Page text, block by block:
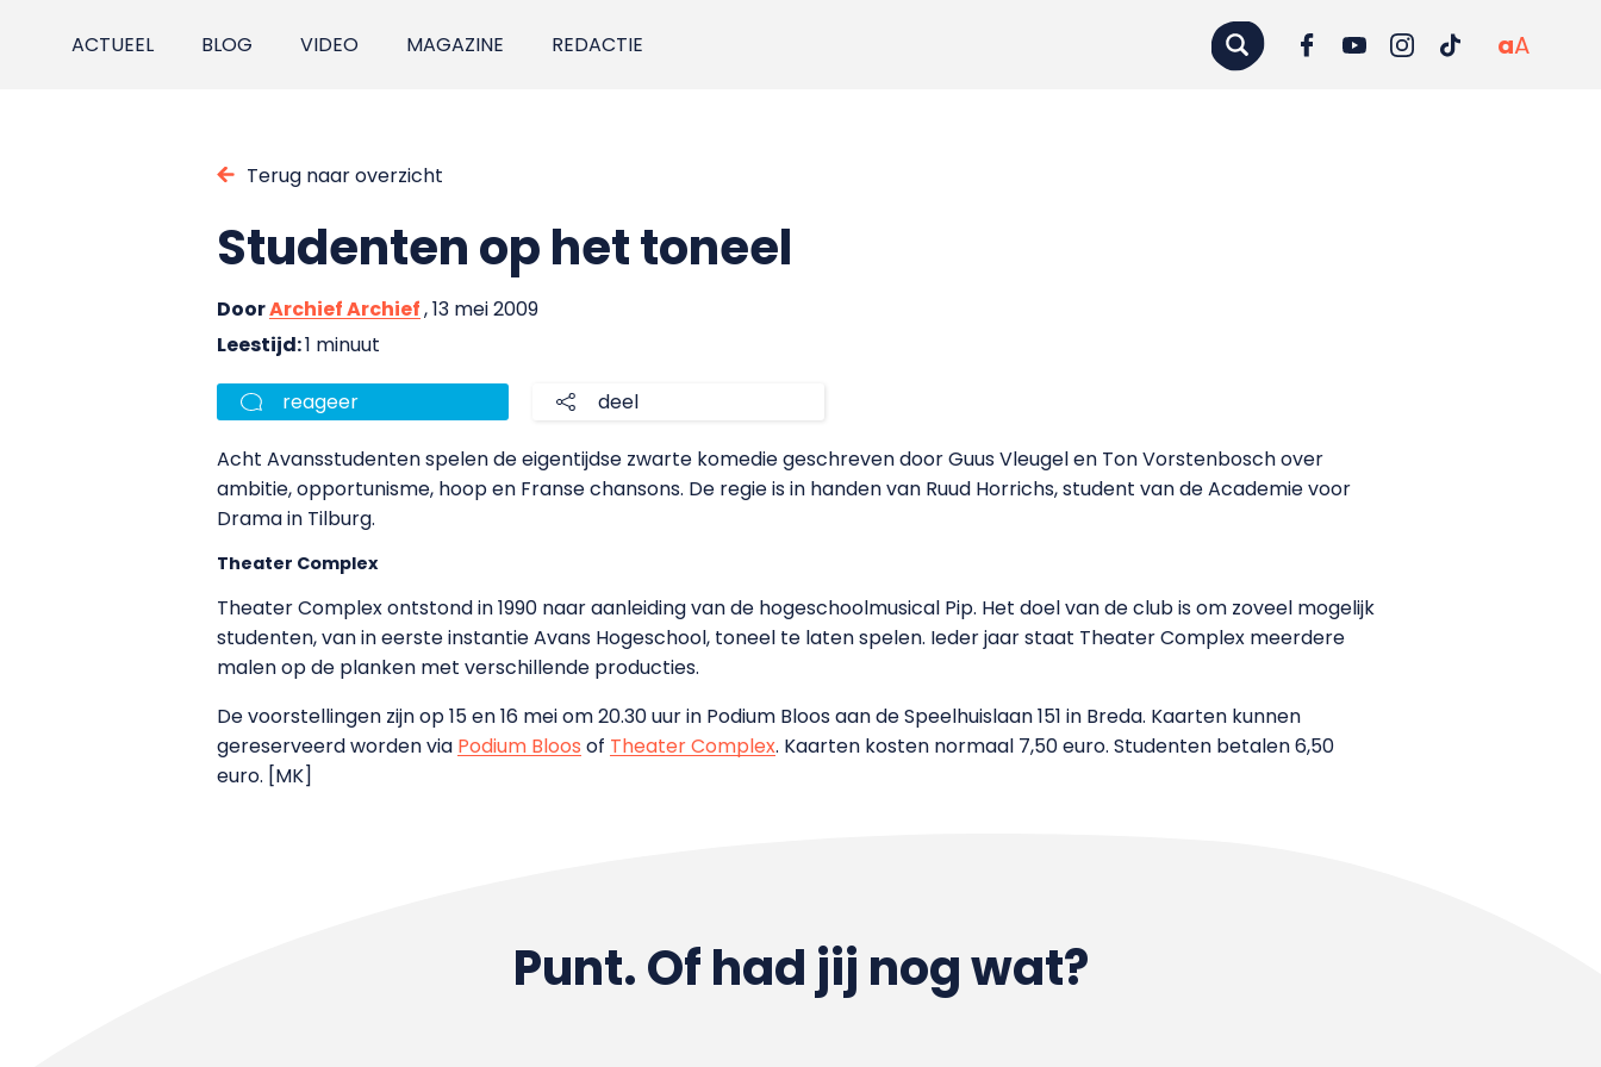
ACTUEEL BLOG VIDEO MAGAZINE REDACTIE aA
Terug naar overzicht
Studenten op het toneel
DoorArchief Archief, 13 mei 2009
Leestijd:1 minuut
reageer deel
Acht Avansstudenten spelen de eigentijdse zwarte komedie geschreven door Guus Vleugel en Ton Vorstenbosch over
ambitie, opportunisme, hoop en Franse chansons. De regie is in handen van Ruud Horrichs, student van de Academie voor
Drama in Tilburg.
Theater Complex
Theater Complex ontstond in 1990 naar aanleiding van de hogeschoolmusical Pip. Het doel van de club is om zoveel mogelijk
studenten, van in eerste instantie Avans Hogeschool, toneel te laten spelen. Ieder jaar staat Theater Complex meerdere
malen op de planken met verschillende producties.
De voorstellingen zijn op 15 en 16 mei om 20.30 uur in Podium Bloos aan de Speelhuislaan 151 in Breda. Kaarten kunnen
gereserveerd worden via Podium Bloos of Theater Complex. Kaarten kosten normaal 7,50 euro. Studenten betalen 6,50
euro. [MK]
Punt. Of had jij nog wat?